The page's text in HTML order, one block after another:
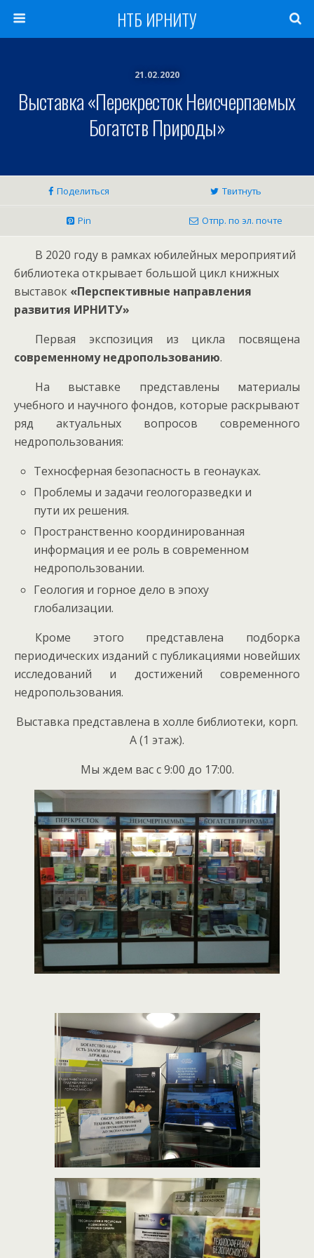
НТБ ИРНИТУ
21.02.2020
Выставка «Перекресток Неисчерпаемых
Богатств Природы»
Поделиться Твитнуть
Pin Отпр. по эл. почте
В 2020 году в рамках юбилейных мероприятий
библиотека открывает большой цикл книжных
выставок «Перспективные направления
развития ИРНИТУ»
Первая экспозиция из цикла посвящена
современному недропользованию.
На выставке представлены материалы
учебного и научного фондов, которые раскрывают
ряд актуальных вопросов современного
недропользования:
Техносферная безопасность в геонауках.
Проблемы и задачи геологоразведки и
пути их решения.
Пространственно координированная
информация и ее роль в современном
недропользовании.
Геология и горное дело в эпоху
глобализации.
Кроме этого представлена подборка
периодических изданий с публикациями новейших
исследований и достижений современного
недропользования.
Выставка представлена в холле библиотеки, корп.
А (1 этаж).
Мы ждем вас с 9:00 до 17:00.